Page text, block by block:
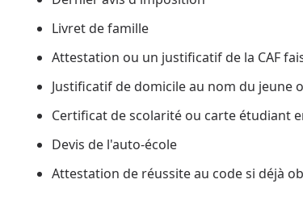
Livret de famille
Attestation ou un justificatif de la CAF
Justificatif de domicile au nom du jeune
Certificat de scolarité ou carte étudiant
Devis de l'auto-école
Attestation de réussite au code si déjà